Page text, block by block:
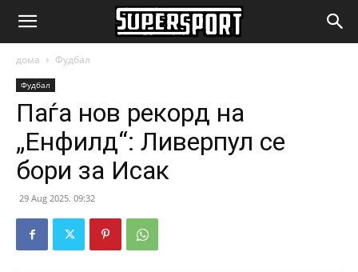
SuperSport.mk
дома Фудбал
Фудбал
Паѓа нов рекорд на
„Енфилд“: Ливерпул се
бори за Исак
29 Aug 2025. 09:32